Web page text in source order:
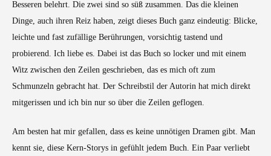
Besseren belehrt. Die zwei sind so süß zusammen. Das die kleinen
Dinge, auch ihren Reiz haben, zeigt dieses Buch ganz eindeutig: Blicke,
leichte und fast zufällige Berührungen, vorsichtig tastend und
probierend. Ich liebe es. Dabei ist das Buch so locker und mit einem
Witz zwischen den Zeilen geschrieben, das es mich oft zum
Schmunzeln gebracht hat. Der Schreibstil der Autorin hat mich direkt
mitgerissen und ich bin nur so über die Zeilen geflogen.
Am besten hat mir gefallen, dass es keine unnötigen Dramen gibt. Man
kennt sie, diese Kern-Storys in gefühlt jedem Buch. Ein Paar verliebt